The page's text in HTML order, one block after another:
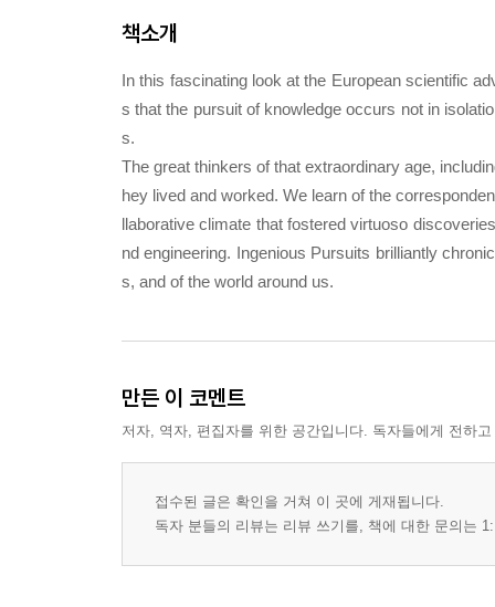
책소개
In this fascinating look at the European scientific
s that the pursuit of knowledge occurs not in
s.
The great thinkers of that extraordinary age,
hey lived and worked. We learn of the
llaborative climate that fostered virtuoso
nd engineering. Ingenious Pursuits brilliantly
s, and of the world around us.
만든 이 코멘트
저자, 역자, 편집자를 위한 공간입니다. 독자들에게 전하
접수된 글은 확인을 거쳐 이 곳에 게재됩니다.
독자 분들의 리뷰는 리뷰 쓰기를, 책에 대한 문의는